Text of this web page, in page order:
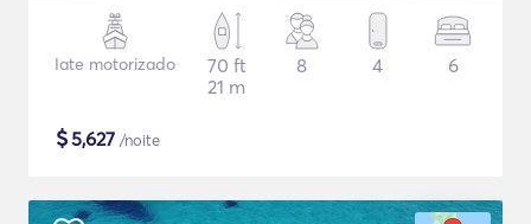
Iate motorizado
70 ft
21 m
8 4 6
$5,627 /noite